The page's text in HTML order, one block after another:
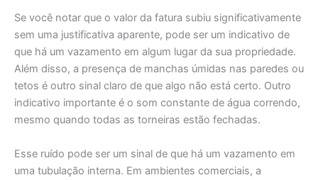
Se você notar que o valor da fatura subiu significativamente
sem uma justificativa aparente, pode ser um indicativo de
que há um vazamento em algum lugar da sua propriedade.
Além disso, a presença de manchas úmidas nas paredes ou
tetos é outro sinal claro de que algo não está certo. Outro
indicativo importante é o som constante de água correndo,
mesmo quando todas as torneiras estão fechadas.
Esse ruído pode ser um sinal de que há um vazamento em
uma tubulação interna. Em ambientes comerciais, a